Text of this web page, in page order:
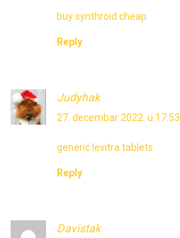
buy synthroid cheap
Reply
Judyhak
27. decembar 2022. u 17:53
generic levitra tablets
Reply
Davistak